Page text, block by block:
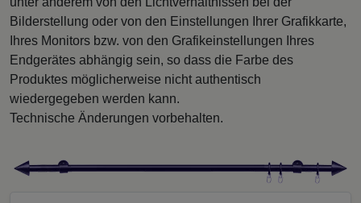
Bilderstellung oder von den Einstellungen Ihrer Grafikkarte,
Ihres Monitors bzw. von den Grafikeinstellungen Ihres
Endgerätes abhängig sein, so dass die Farbe des
Produktes möglicherweise nicht authentisch
wiedergegeben werden kann.
Technische Änderungen vorbehalten.